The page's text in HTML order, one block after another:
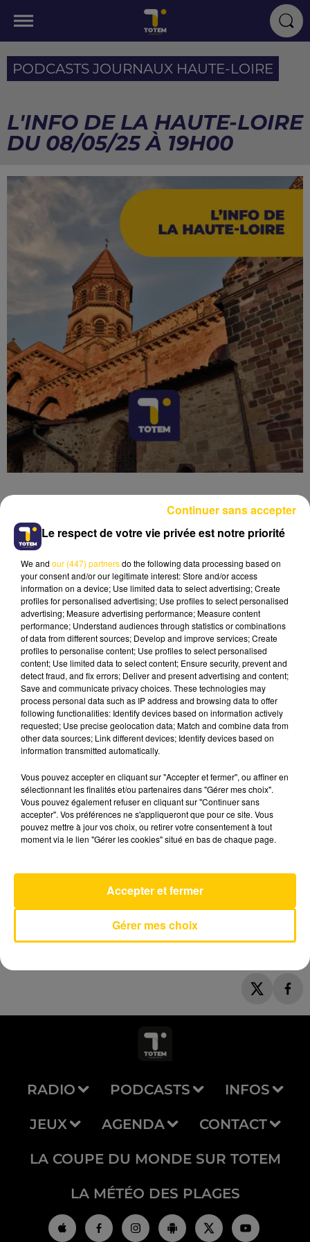
PODCASTS JOURNAUX HAUTE-LOIRE
L'INFO DE LA HAUTE-LOIRE
DU 08/05/25 À 19H00
8 mai 2025 - 4 min 20 sec
L'INFO DE LA HAUTE-LOIRE DU
08/05/25 À 19H00
Ecoutez sur Totem l'information dans le Cantal,
le pays de Brioude et Issoire avec les reportages
de nos journalistes sur le terrain.
Attraction
SEBASTIEN TELLIER & JULIETTE ARMANET
RADIO PODCASTS INFOS
JEUX AGENDA CONTACT
LA COUPE DU MONDE SUR TOTEM
LA MÉTÉO DES PLAGES
Le respect de votre vie privée est notre priorité
We and our (447) partnersdo the following data processing based on
your consent and/or our legitimate interest: Store and/or access
information on a device; Use limited data to select advertising; Create
profiles for personalised advertising; Use profiles to select personalised
advertising; Measure advertising performance; Measure content
performance; Understand audiences through statistics or combinations
of data from different sources; Develop and improve services; Create
profiles to personalise content; Use profiles to select personalised
content; Use limited data to select content; Ensure security, prevent and
detect fraud, and fix errors; Deliver and present advertising and content;
Save and communicate privacy choices. These technologies may
process personal data such as IP address and browsing data to offer
following functionalities: Identify devices based on information actively
requested; Use precise geolocation data; Match and combine data from
other data sources; Link different devices; Identify devices based on
information transmitted automatically.
Vous pouvez accepter en cliquant sur "Accepter et fermer", ou affiner en
sélectionnant les finalités et/ou partenaires dans "Gérer mes choix".
Vous pouvez également refuser en cliquant sur "Continuer sans
accepter". Vos préférences ne s'appliqueront que pour ce site. Vous
pouvez mettre à jour vos choix, ou retirer votre consentement à tout
moment via le lien "Gérer les cookies" situé en bas de chaque page.
Gérer mes choix
Accepter et fermer
Continuer sans accepter